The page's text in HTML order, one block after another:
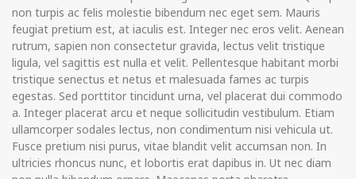
non turpis ac felis molestie bibendum nec eget sem. Mauris
feugiat pretium est, at iaculis est. Integer nec eros velit. Aenean
rutrum, sapien non consectetur gravida, lectus velit tristique
ligula, vel sagittis est nulla et velit. Pellentesque habitant morbi
tristique senectus et netus et malesuada fames ac turpis
egestas. Sed porttitor tincidunt urna, vel placerat dui commodo
a. Integer placerat arcu et neque sollicitudin vestibulum. Etiam
ullamcorper sodales lectus, non condimentum nisi vehicula ut.
Fusce pretium nisi purus, vitae blandit velit accumsan non. In
ultricies rhoncus nunc, et lobortis erat dapibus in. Ut nec diam